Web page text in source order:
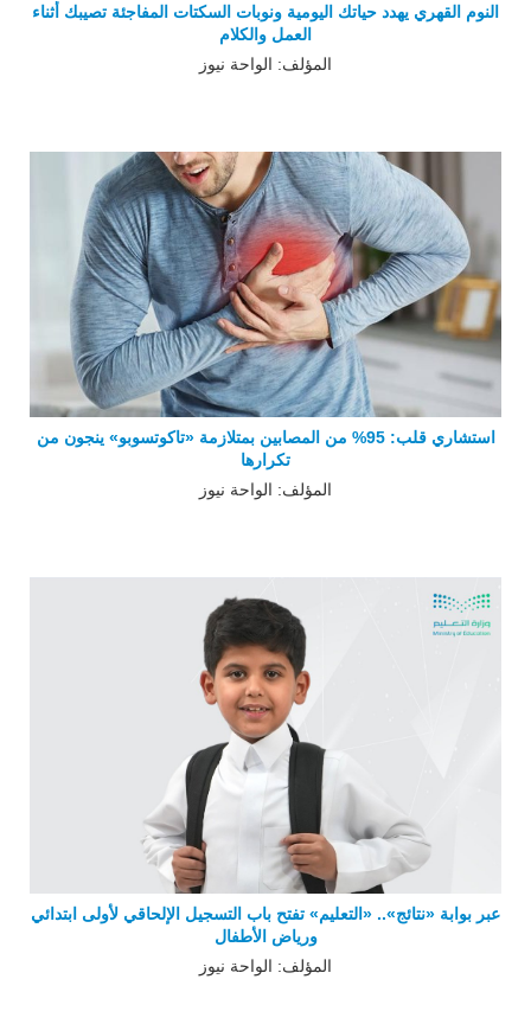
النوم القهري يهدد حياتك اليومية ونوبات السكتات المفاجئة تصيبك أثناء
العمل والكلام
المؤلف: الواحة نيوز
استشاري قلب: 95% من المصابين بمتلازمة «تاكوتسوبو» ينجون من
تكرارها
المؤلف: الواحة نيوز
عبر بوابة «نتائج».. «التعليم» تفتح باب التسجيل الإلحاقي لأولى ابتدائي
ورياض الأطفال
المؤلف: الواحة نيوز